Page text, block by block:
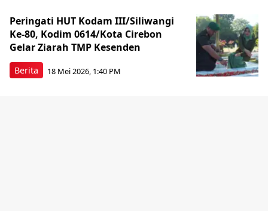
Berita
Peringati HUT Kodam III/Siliwangi
Ke-80, Kodim 0614/Kota Cirebon
Gelar Ziarah TMP Kesenden
18 Mei 2026, 1:40 PM